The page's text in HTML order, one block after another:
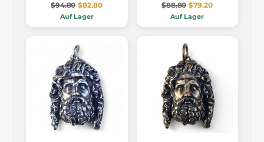
$94.80 $82.80
Auf Lager
$88.80 $79.20
Auf Lager